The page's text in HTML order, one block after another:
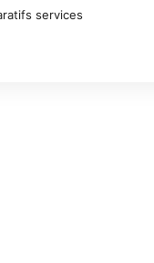
services